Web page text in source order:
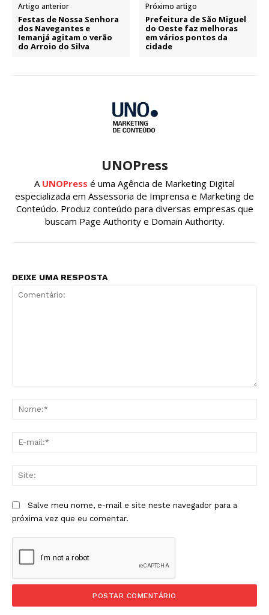
Artigo anterior
Festas de Nossa Senhora
dos Navegantes e
Iemanjá agitam o verão
do Arroio do Silva
Próximo artigo
Prefeitura de São Miguel
do Oeste faz melhoras
em vários pontos da
cidade
UNOPress
A UNOPress é uma Agência de Marketing Digital
especializada em Assessoria de Imprensa e Marketing de
Conteúdo. Produz conteúdo para diversas empresas que
buscam Page Authority e Domain Authority.
DEIXE UMA RESPOSTA
Salve meu nome, e-mail e site neste navegador para a
próxima vez que eu comentar.